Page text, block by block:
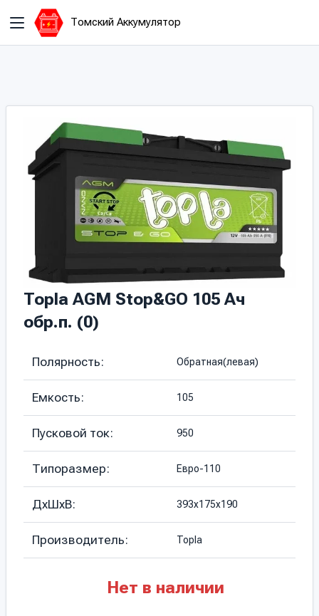
Томский Аккумулятор
Topla AGM Stop&GO 105 Ач
обр.п. (0)
Полярность: Обратная(левая)
Емкость: 105
Пусковой ток: 950
Типоразмер: Евро-110
ДхШхВ: 393х175х190
Производитель: Topla
Нет в наличии